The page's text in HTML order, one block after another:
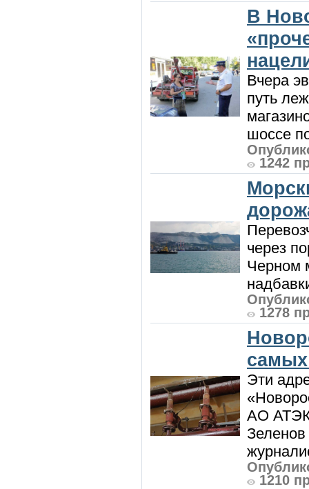
В
Вчера
путь
шоссе
1242
через
Черном
1278
Эти
АО АТЭК
Зеленов
1210